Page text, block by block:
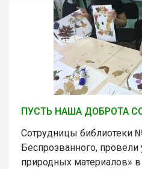
ПУСТЬ НАША ДОБРОТА
Сотрудницы библиотеки
Беспрозванного, провели
природных материалов» в